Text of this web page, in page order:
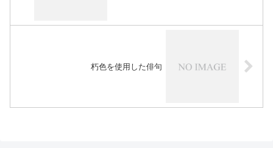
朽色を使用した俳句